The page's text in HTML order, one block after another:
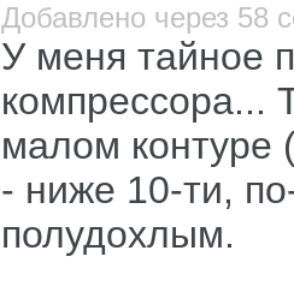
Добавлено через 58
У меня тайное
компрессора...
малом контуре
- ниже 10-ти,
полудохлым.